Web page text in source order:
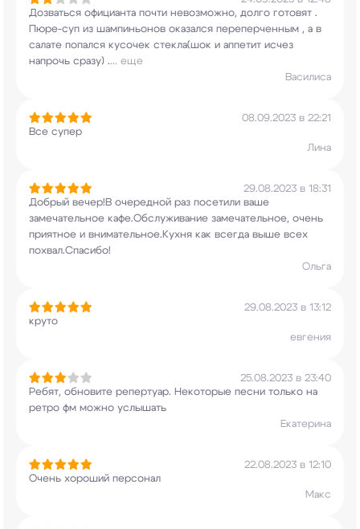
Дозваться официанта почти невозможно, долго готовят .
Пюре-суп из шампиньонов оказался переперченным , а в
салате попался кусочек стекла(шок и аппетит исчез
напрочь сразу) .... еще
Василиса
08.09.2023 в 22:21
Все супер
Лина
29.08.2023 в 18:31
Добрый вечер!В очередной раз посетили ваше
замечательное кафе.Обслуживание замечательное, очень
приятное и внимательное.Кухня как всегда выше всех
похвал.Спасибо!
Ольга
29.08.2023 в 13:12
круто
евгения
25.08.2023 в 23:40
Ребят, обновите репертуар. Некоторые песни только на
ретро фм можно услышать
Екатерина
22.08.2023 в 12:10
Очень хороший персонал
Макс